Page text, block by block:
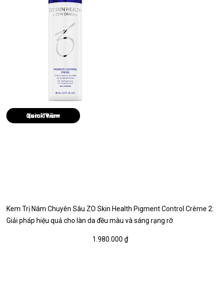
Quick View
Kem Trị Nám Chuyên Sâu ZO Skin Health Pigment Control Crème 2:
Giải pháp hiệu quả cho làn da đều màu và sáng rạng rỡ
1.980.000 ₫